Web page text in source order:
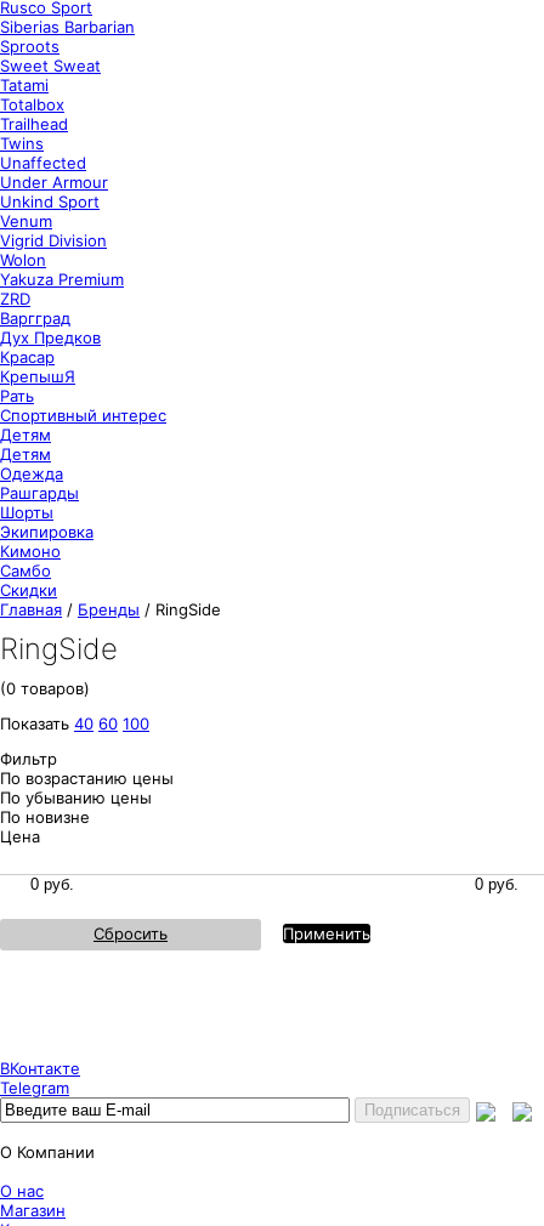
Rusco Sport
Siberias Barbarian
Sproots
Sweet Sweat
Tatami
Totalbox
Trailhead
Twins
Unaffected
Under Armour
Unkind Sport
Venum
Vigrid Division
Wolon
Yakuza Premium
ZRD
Варгград
Дух Предков
Красар
КрепышЯ
Рать
Спортивный интерес
Детям
Детям
Одежда
Рашгарды
Шорты
Экипировка
Кимоно
Самбо
Скидки
Главная / Бренды / RingSide
RingSide
(0 товаров)
Показать 40 60 100
Фильтр
По возрастанию цены
По убыванию цены
По новизне
Цена
Сбросить Применить
ВКонтакте
Telegram
О Компании
О нас
Магазин